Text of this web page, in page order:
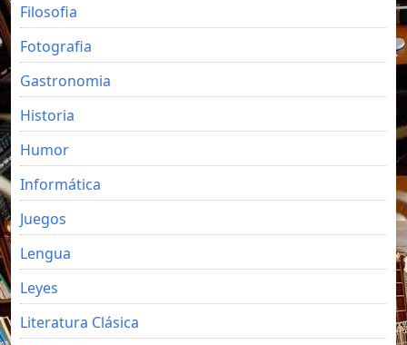
Filosofia
Fotografia
Gastronomia
Historia
Humor
Informática
Juegos
Lengua
Leyes
Literatura Clásica